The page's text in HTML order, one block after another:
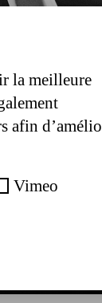
la meilleure
afin
Vimeo